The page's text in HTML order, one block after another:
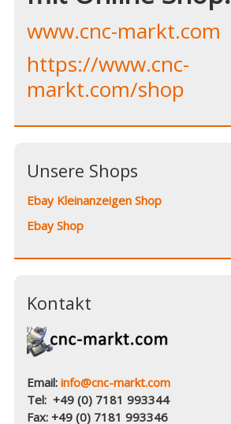
www.cnc-markt.com
https://www.cnc-
markt.com/shop
Unsere Shops
Ebay Kleinanzeigen Shop
Ebay Shop
Kontakt
Email:info@cnc-markt.com
Tel: +49 (0) 7181 993344
Fax: +49 (0) 7181 993346